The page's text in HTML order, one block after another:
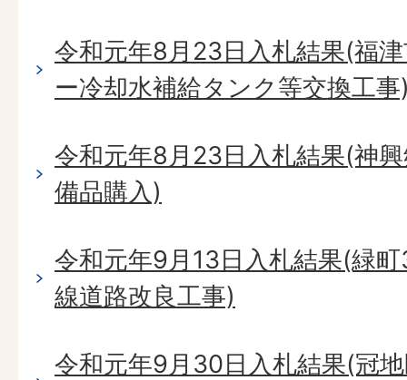
令和元年8月23日入札結果(福
ー冷却水補給タンク等交換工事
令和元年8月23日入札結果(神
備品購入)
令和元年9月13日入札結果(緑
線道路改良工事)
令和元年9月30日入札結果(冠